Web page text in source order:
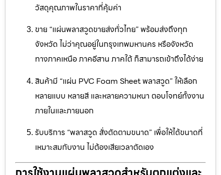
วัสดุคุณภาพในราคาที่คุ้มค่า
ขาย “แผ่นพลาสวูดขายส่งทั่วไทย” พร้อมส่งถึงทุก
จังหวัด ไม่ว่าคุณอยู่ในกรุงเทพมหานคร หรือจังหวัด
ทางภาคเหนือ ภาคอีสาน ภาคใต้ ก็สามารถเข้าถึงได้ง่าย
สินค้ามี “แผ่น PVC Foam Sheet พลาสวูด” ให้เลือก
หลายแบบ หลายสี และหลายความหนา ตอบโจทย์ทั้งงาน
ภายในและภายนอก
รับบริการ “พลาสวูด สั่งตัดตามขนาด” เพื่อให้ได้ขนาดที่
เหมาะสมกับงาน ไม่ต้องเสียเวลาตัดเอง